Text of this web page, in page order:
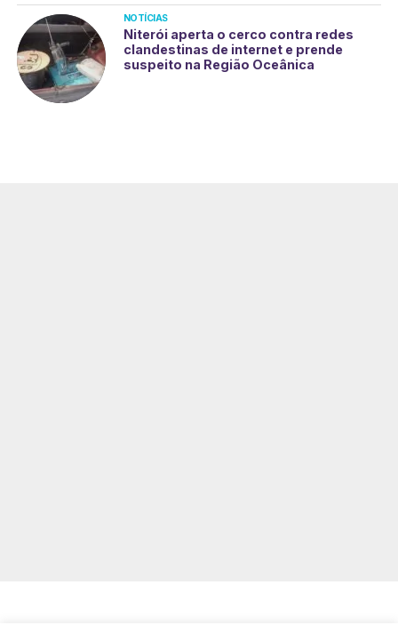
NOTÍCIAS
Niterói aperta o cerco contra redes
clandestinas de internet e prende
suspeito na Região Oceânica